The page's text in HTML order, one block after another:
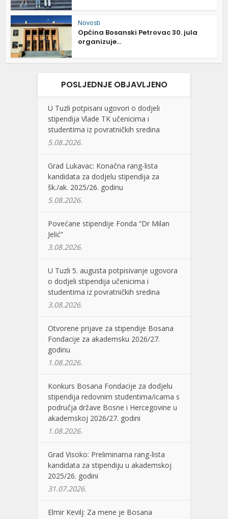
Novosti
Općina Bosanski Petrovac 30. jula
organizuje...
POSLJEDNJE OBJAVLJENO
U Tuzli potpisani ugovori o dodjeli
stipendija Vlade TK učenicima i
studentima iz povratničkih sredina
5.08.2026.
Grad Lukavac: Konačna rang-lista
kandidata za dodjelu stipendija za
šk./ak. 2025/26. godinu
5.08.2026.
Povećane stipendije Fonda “Dr Milan
Jelić”
3.08.2026.
U Tuzli 5. augusta potpisivanje ugovora
o dodjeli stipendija učenicima i
studentima iz povratničkih sredina
3.08.2026.
Otvorene prijave za stipendije Bosana
Fondacije za akademsku 2026/27.
godinu
1.08.2026.
Konkurs Bosana Fondacije za dodjelu
stipendija redovnim studentima/icama s
područja države Bosne i Hercegovine u
akademskoj 2026/27. godini
1.08.2026.
Grad Visoko: Preliminarna rang-lista
kandidata za stipendiju u akademskoj
2025/26. godini
31.07.2026.
Elmir Kevilj: Za mene je Bosana